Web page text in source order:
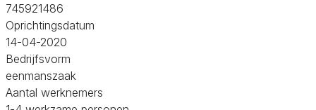
745921486
Oprichtingsdatum
14-04-2020
Bedrijfsvorm
eenmanszaak
Aantal werknemers